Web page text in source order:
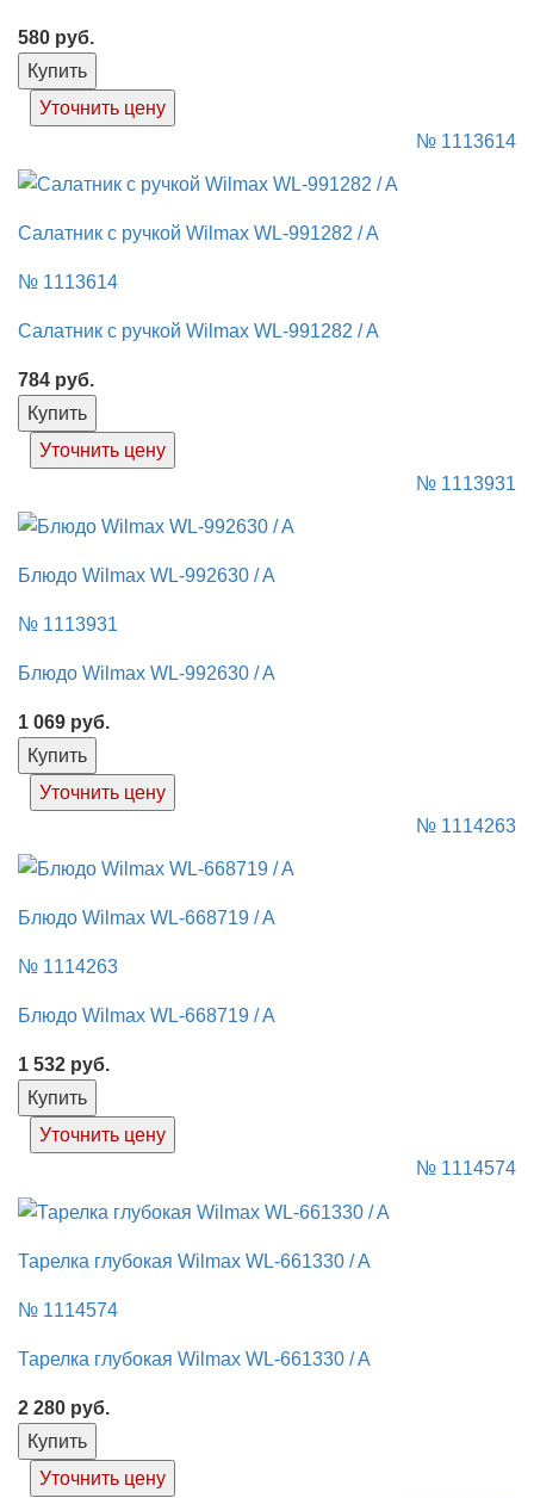
580 руб.
Купить
Уточнить цену
№ 1113614
Салатник с ручкой Wilmax WL-991282 / A
№ 1113614
Салатник с ручкой Wilmax WL-991282 / A
784 руб.
Купить
Уточнить цену
№ 1113931
Блюдо Wilmax WL-992630 / A
№ 1113931
Блюдо Wilmax WL-992630 / A
1 069 руб.
Купить
Уточнить цену
№ 1114263
Блюдо Wilmax WL-668719 / A
№ 1114263
Блюдо Wilmax WL-668719 / A
1 532 руб.
Купить
Уточнить цену
№ 1114574
Тарелка глубокая Wilmax WL-661330 / A
№ 1114574
Тарелка глубокая Wilmax WL-661330 / A
2 280 руб.
Купить
Уточнить цену